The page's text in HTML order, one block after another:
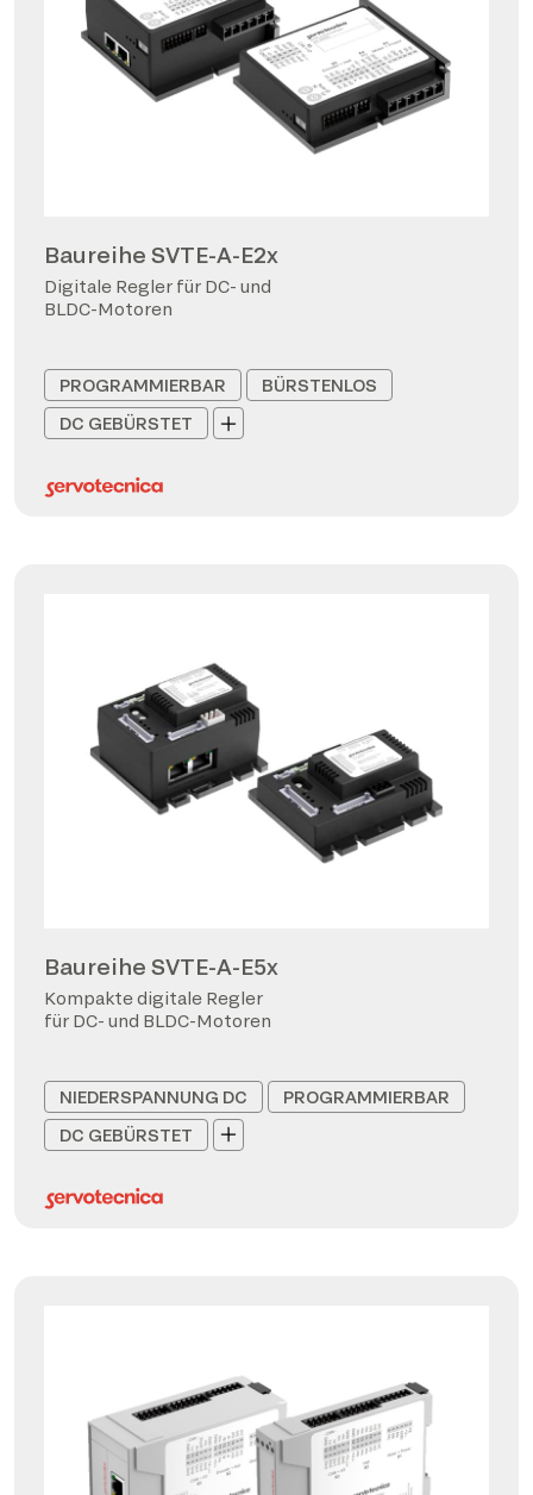
Baureihe SVTE-A-E2x
Digitale Regler für DC- und
BLDC-Motoren
PROGRAMMIERBAR
BÜRSTENLOS
DC GEBÜRSTET
Baureihe SVTE-A-E5x
Kompakte digitale Regler
für DC- und BLDC-Motoren
NIEDERSPANNUNG DC
PROGRAMMIERBAR
DC GEBÜRSTET